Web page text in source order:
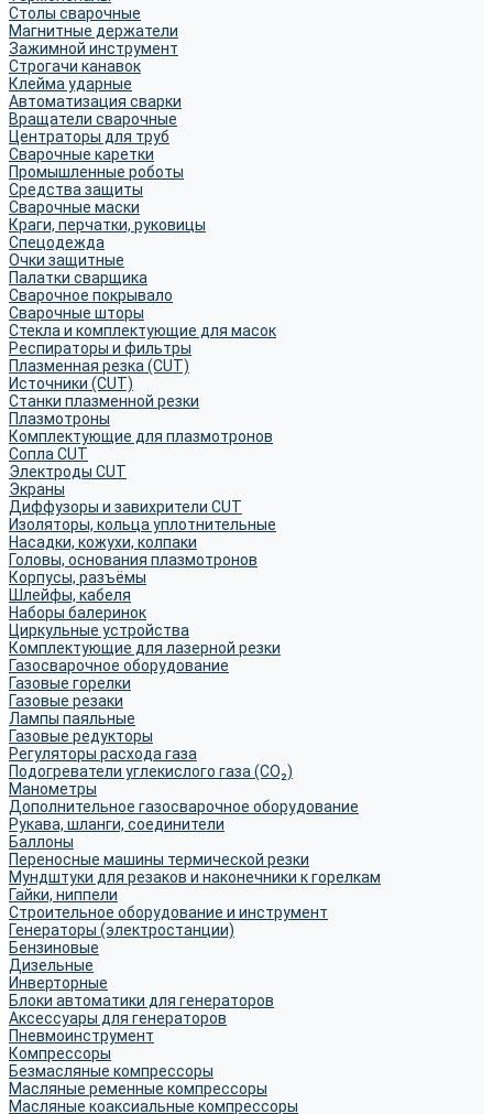
Столы сварочные
Магнитные держатели
Зажимной инструмент
Строгачи канавок
Клейма ударные
Автоматизация сварки
Вращатели сварочные
Центраторы для труб
Сварочные каретки
Промышленные роботы
Средства защиты
Сварочные маски
Краги, перчатки, руковицы
Спецодежда
Очки защитные
Палатки сварщика
Сварочное покрывало
Сварочные шторы
Стекла и комплектующие для масок
Респираторы и фильтры
Плазменная резка (CUT)
Источники (CUT)
Станки плазменной резки
Плазмотроны
Комплектующие для плазмотронов
Сопла CUT
Электроды CUT
Экраны
Диффузоры и завихрители CUT
Изоляторы, кольца уплотнительные
Насадки, кожухи, колпаки
Головы, основания плазмотронов
Корпусы, разъёмы
Шлейфы, кабеля
Наборы балеринок
Циркульные устройства
Комплектующие для лазерной резки
Газосварочное оборудование
Газовые горелки
Газовые резаки
Лампы паяльные
Газовые редукторы
Регуляторы расхода газа
Подогреватели углекислого газа (CO₂)
Манометры
Дополнительное газосварочное оборудование
Рукава, шланги, соединители
Баллоны
Переносные машины термической резки
Мундштуки для резаков и наконечники к горелкам
Гайки, ниппели
Строительное оборудование и инструмент
Генераторы (электростанции)
Бензиновые
Дизельные
Инверторные
Блоки автоматики для генераторов
Аксессуары для генераторов
Пневмоинструмент
Компрессоры
Безмасляные компрессоры
Масляные ременные компрессоры
Масляные коаксиальные компрессоры